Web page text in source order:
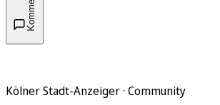
Kölner Stadt-Anzeiger · Community